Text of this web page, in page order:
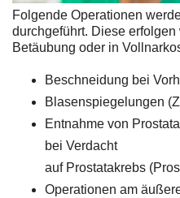
Folgende Operationen
durchgeführt. Diese
Betäubung oder in
Beschneidung bei
Blasenspiegelungen
Entnahme von
bei Verdacht
auf Prostatakrebs
Operationen am